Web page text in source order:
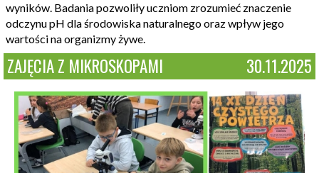
wyników. Badania pozwoliły uczniom zrozumieć znaczenie
odczynu pH dla środowiska naturalnego oraz wpływ jego
wartości na organizmy żywe.
ZAJĘCIA Z MIKROSKOPAMI 30.11.2025